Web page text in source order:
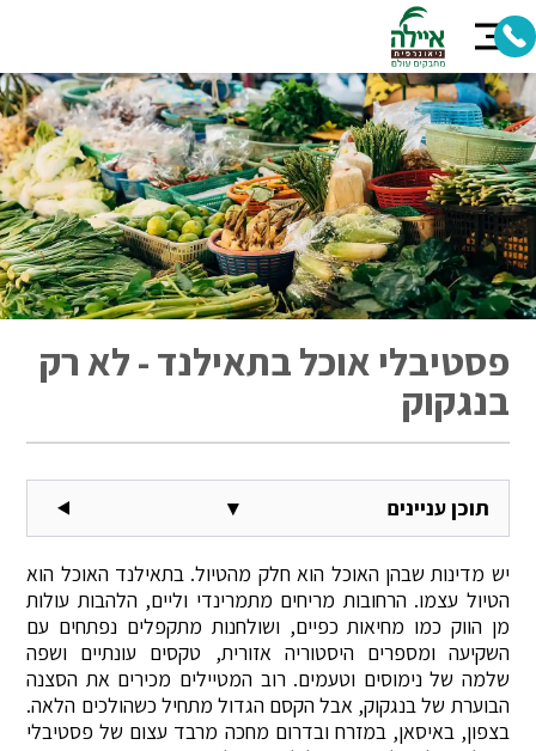
פסטיבלי אוכל בתאילנד - לא רק
בנגקוק
▾ תוכן עניינים
יש מדינות שבהן האוכל הוא חלק מהטיול. בתאילנד האוכל הוא
הטיול עצמו. הרחובות מריחים מתמרינדי וליים, הלהבות עולות
מן הווק כמו מחיאות כפיים, ושולחנות מתקפלים נפתחים עם
השקיעה ומספרים היסטוריה אזורית, טקסים עונתיים ושפה
שלמה של נימוסים וטעמים. רוב המטיילים מכירים את הסצנה
הבוערת של בנגקוק, אבל הקסם הגדול מתחיל כשהולכים הלאה.
בצפון, באיסאן, במזרח ובדרום מחכה מרבד עצום של פסטיבלי